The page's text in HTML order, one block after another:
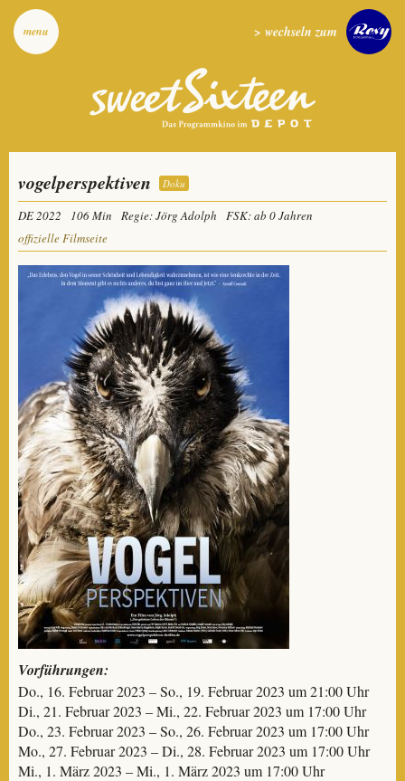
menu > wechseln zum
vogelperspektiven Doku
DE 2022 106 Min Regie: Jörg Adolph
FSK: ab 0 Jahren
offizielle Filmseite
Vorführungen:
Do., 16. Februar 2023 – So., 19. Februar 2023 um 21:00 Uhr
Di., 21. Februar 2023 – Mi., 22. Februar 2023 um 17:00 Uhr
Do., 23. Februar 2023 – So., 26. Februar 2023 um 17:00 Uhr
Mo., 27. Februar 2023 – Di., 28. Februar 2023 um 17:00 Uhr
Mi., 1. März 2023 – Mi., 1. März 2023 um 17:00 Uhr